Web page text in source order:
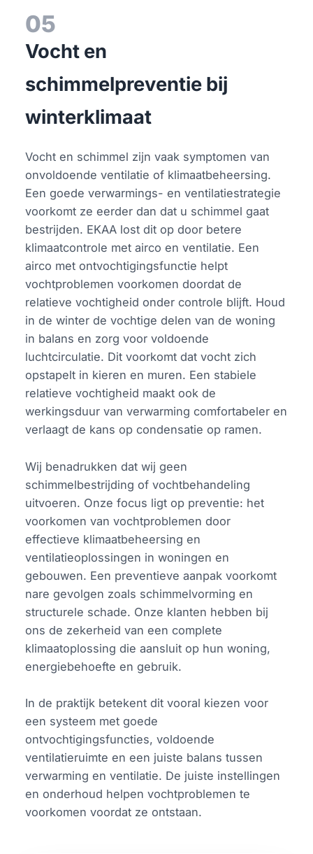
05
Vocht en
schimmelpreventie bij
winterklimaat
Vocht en schimmel zijn vaak symptomen van
onvoldoende ventilatie of klimaatbeheersing.
Een goede verwarmings- en ventilatiestrategie
voorkomt ze eerder dan dat u schimmel gaat
bestrijden. EKAA lost dit op door betere
klimaatcontrole met airco en ventilatie. Een
airco met ontvochtigingsfunctie helpt
vochtproblemen voorkomen doordat de
relatieve vochtigheid onder controle blijft. Houd
in de winter de vochtige delen van de woning
in balans en zorg voor voldoende
luchtcirculatie. Dit voorkomt dat vocht zich
opstapelt in kieren en muren. Een stabiele
relatieve vochtigheid maakt ook de
werkingsduur van verwarming comfortabeler en
verlaagt de kans op condensatie op ramen.
Wij benadrukken dat wij geen
schimmelbestrijding of vochtbehandeling
uitvoeren. Onze focus ligt op preventie: het
voorkomen van vochtproblemen door
effectieve klimaatbeheersing en
ventilatieoplossingen in woningen en
gebouwen. Een preventieve aanpak voorkomt
nare gevolgen zoals schimmelvorming en
structurele schade. Onze klanten hebben bij
ons de zekerheid van een complete
klimaatoplossing die aansluit op hun woning,
energiebehoefte en gebruik.
In de praktijk betekent dit vooral kiezen voor
een systeem met goede
ontvochtigingsfuncties, voldoende
ventilatieruimte en een juiste balans tussen
verwarming en ventilatie. De juiste instellingen
en onderhoud helpen vochtproblemen te
voorkomen voordat ze ontstaan.